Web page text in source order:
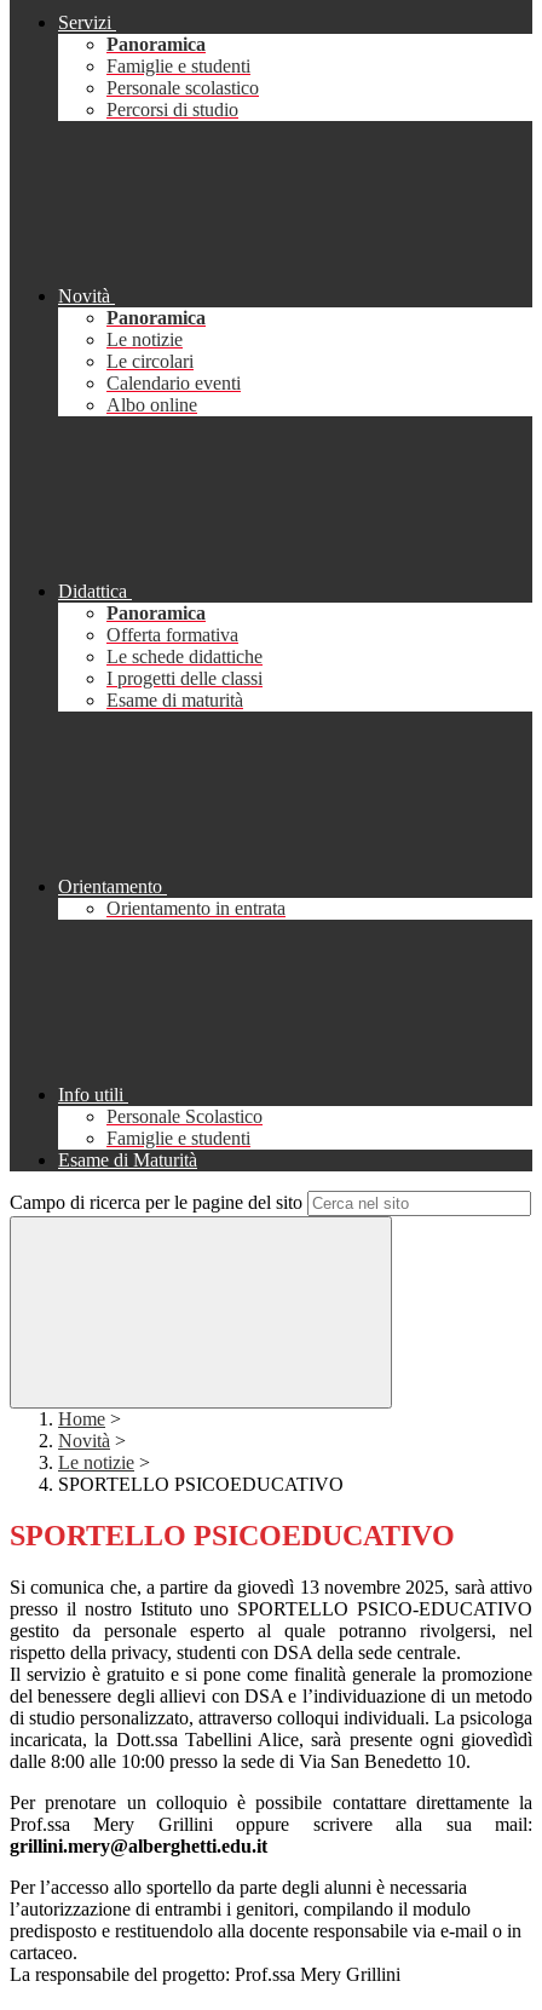
Servizi
Panoramica
Famiglie e studenti
Personale scolastico
Percorsi di studio
Novità
Panoramica
Le notizie
Le circolari
Calendario eventi
Albo online
Didattica
Panoramica
Offerta formativa
Le schede didattiche
I progetti delle classi
Esame di maturità
Orientamento
Orientamento in entrata
Info utili
Personale Scolastico
Famiglie e studenti
Esame di Maturità
Campo di ricerca per le pagine del sito
Home >
Novità >
Le notizie >
SPORTELLO PSICOEDUCATIVO
SPORTELLO PSICOEDUCATIVO
Si comunica che, a partire da giovedì 13 novembre 2025, sarà attivo
presso il nostro Istituto uno SPORTELLO PSICO-EDUCATIVO
gestito da personale esperto al quale potranno rivolgersi, nel
rispetto della privacy, studenti con DSA della sede centrale.
Il servizio è gratuito e si pone come finalità generale la promozione
del benessere degli allievi con DSA e l’individuazione di un metodo
di studio personalizzato, attraverso colloqui individuali. La psicologa
incaricata, la Dott.ssa Tabellini Alice, sarà presente ogni giovedìdì
dalle 8:00 alle 10:00 presso la sede di Via San Benedetto 10.
Per prenotare un colloquio è possibile contattare direttamente la
Prof.ssa Mery Grillini oppure scrivere alla sua mail:
grillini.mery@alberghetti.edu.it
Per l’accesso allo sportello da parte degli alunni è necessaria
l’autorizzazione di entrambi i genitori, compilando il modulo
predisposto e restituendolo alla docente responsabile via e-mail o in
cartaceo.
La responsabile del progetto: Prof.ssa Mery Grillini